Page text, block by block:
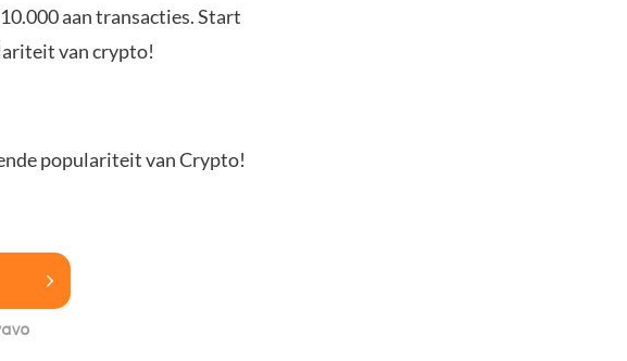
aan transacties. Start
van crypto!
populariteit van Crypto!